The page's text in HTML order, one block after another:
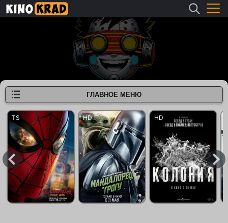
ГЛАВНОЕ МЕНЮ